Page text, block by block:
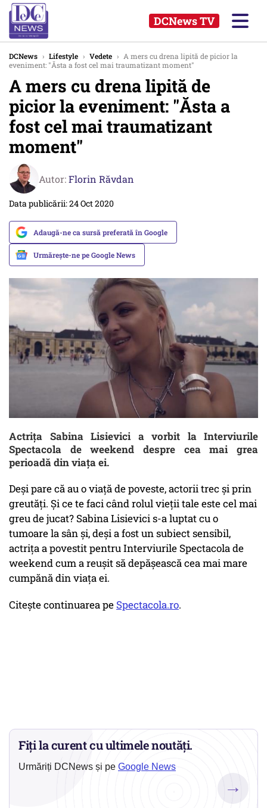
DCNews TV
DCNews › Lifestyle › Vedete › A mers cu drena lipită de picior la
eveniment: "Ăsta a fost cel mai traumatizant moment"
A mers cu drena lipită de
picior la eveniment: "Ăsta a
fost cel mai traumatizant
moment"
Autor:Florin Răvdan
Data publicării: 24 Oct 2020
Adaugă-ne ca sursă preferată în Google
Urmărește-ne pe Google News
Actrița Sabina Lisievici a vorbit la Interviurile
Spectacola de weekend despre cea mai grea
perioadă din viața ei.
Deși pare că au o viață de poveste, actorii trec și prin
greutăți. Și ce te faci când rolul vieții tale este cel mai
greu de jucat? Sabina Lisievici s-a luptat cu o
tumoare la sân și, deși a fost un subiect sensibil,
actrița a povestit pentru Interviurile Spectacola de
weekend cum a reușit să depășească cea mai mare
cumpănă din viața ei.
Citeşte continuarea pe Spectacola.ro.
Fiți la curent cu ultimele noutăți.
Urmăriți DCNews și pe Google News
→